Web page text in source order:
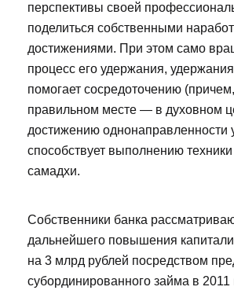
перспективы своей
поделиться собственными
достижениями. При этом само
процесс его удержания,
помогает сосредоточению
правильном месте — в духовном
достижению однонаправленности
способствует выполнению
самадхи.
Собственники банка
дальнейшего повышения
на 3 млрд рублей посредством
субординированного займа в 2011